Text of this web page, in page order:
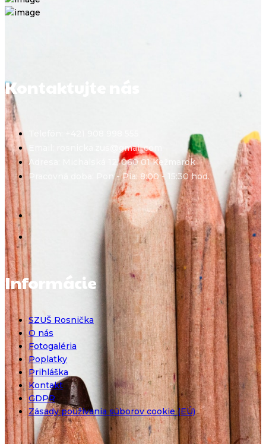
Kontaktujte nás
Email: rosnicka.zus@gmail.com
Adresa: Michalská 12, 060 01 Kežmarok
Pracovná doba: Pon - Pia: 8:00 - 15:30 hod.
Informácie
SZUŠ Rosnička
O nás
Fotogaléria
Poplatky
Prihláška
Kontakt
GDPR
Zásady používania súborov cookie (EÚ)